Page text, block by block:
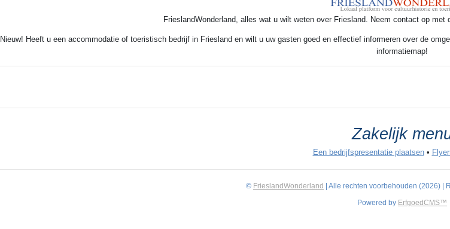
FrieslandWonderland, alles wat u wilt weten over Friesland. Neem contact op met
Nieuw! Heeft u een accommodatie of toeristisch bedrijf in Friesland en wilt u uw gasten goed en effectief informeren over de
informatiemap!
Zakelijk
Een bedrijfspresentatie plaatsen•
© FrieslandWonderland | Alle rechten voorbehouden (2026) |
Powered by ErfgoedCMS™